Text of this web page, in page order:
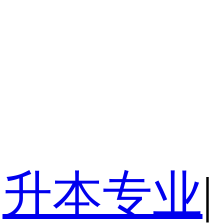
升本专业|